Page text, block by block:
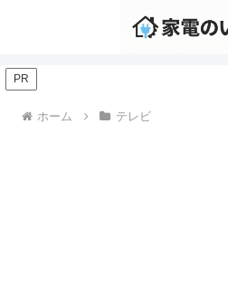
PR
ホーム テレビ